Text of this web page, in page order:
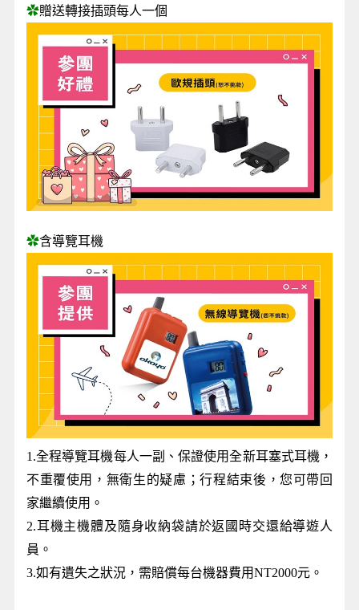
✿贈送轉接插頭每人一個
✿含導覽耳機
1.全程導覽耳機每人一副、保證使用全新耳塞式耳機，
不重覆使用，無衛生的疑慮；行程結束後，您可帶回
家繼續使用。
2.耳機主機體及隨身收納袋請於返國時交還給導遊人
員。
3.如有遺失之狀況，需賠償每台機器費用NT2000元。